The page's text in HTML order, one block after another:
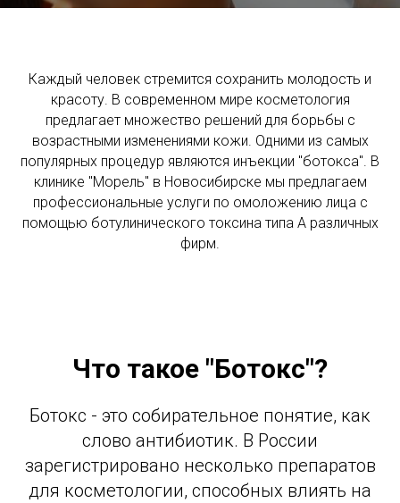
Каждый человек стремится сохранить молодость и
красоту. В современном мире косметология
предлагает множество решений для борьбы с
возрастными изменениями кожи. Одними из самых
популярных процедур являются инъекции "ботокса". В
клинике "Морель" в Новосибирске мы предлагаем
профессиональные услуги по омоложению лица с
помощью ботулинического токсина типа А различных
фирм.
Что такое "Ботокс"?
Ботокс - это собирательное понятие, как
слово антибиотик. В России
зарегистрировано несколько препаратов
для косметологии, способных влиять на